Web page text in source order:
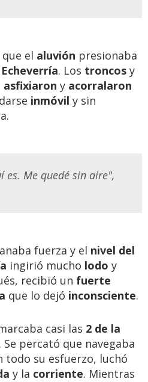
el aluvión presionaba
Echeverría. Los troncos y
asfixiaron y acorralaron
inmóvil y sin
es. Me quedé sin aire",
fuerza y el nivel del
ingirió mucho lodo y
recibió un fuerte
que lo dejó inconsciente.
casi las 2 de la
. Se percató que navegaba
todo su esfuerzo, luchó
y la corriente. Mientras